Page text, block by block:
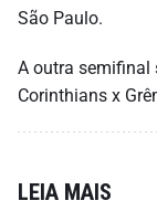
São Paulo.
A outra semifinal
Corinthians x
LEIA MAIS